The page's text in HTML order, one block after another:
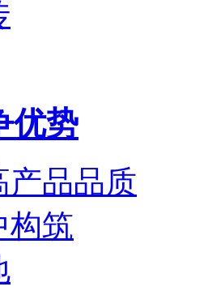
优势
产品品质
构筑